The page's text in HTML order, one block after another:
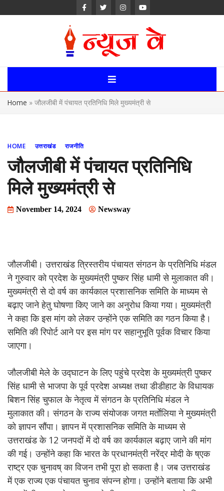
News Way:
Uttarakhand,
Delhi News
Portal
Home » जौलजीबी में पंचायत प्रतिनिधि मिले मुख्यमंत्री से
HOME उत्तराखंड राजनीति
जौलजीबी में पंचायत प्रतिनिधि
मिले मुख्यमंत्री से
November 14, 2024 Newsway
जौलजीबी। उत्तराखंड त्रिस्तरीय पंचायत संगठन के प्रतिनिधि मंडल
ने गुरुवार को प्रदेश के मुख्यमंत्री पुष्कर सिंह धामी से मुलाकात की।
मुख्यमंत्री से दो वर्ष का कार्यकाल प्रशासनिक समिति के माध्यम से
बढ़ाए जाने हेतु घोषणा किए जाने का अनुरोध किया गया। मुख्यमंत्री
ने कहा कि इस मांग को लेकर उन्होंने एक समिति का गठन किया है।
समिति की रिपोर्ट आने पर इस मांग पर सहानुभूति पूर्वक विचार किया
जाएगा।
जौलजीबी मेले के उद्घाटन के लिए पहुंचे प्रदेश के मुख्यमंत्री पुष्कर
सिंह धामी से भाजपा के पूर्व प्रदेश अध्यक्ष तथा डीडीहाट के विधायक
बिशन सिंह चुफाल के नेतृत्व में संगठन के प्रतिनिधि मंडल ने
मुलाकात की। संगठन के राज्य संयोजक जगत मर्ताेलिया ने मुख्यमंत्री
को ज्ञापन सौंपा। ज्ञापन में प्रशासनिक समिति के माध्यम से
उत्तराखंड के 12 जनपदों में दो वर्ष का कार्यकाल बढ़ाए जाने की मांग
की गई। उन्होंने कहा कि भारत के प्रधानमंत्री नरेंद्र मोदी के ष्एक
राष्ट्र एक चुनावष् का विजन तभी पूरा हो सकता है। जब उत्तराखंड
में एक राज्य एक पंचायत चुनाव संपन्न होगा। उन्होंने बताया कि अभी